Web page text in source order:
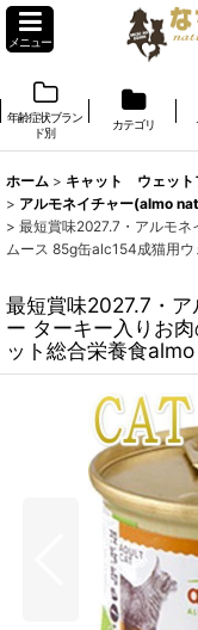
メニュー
年齢症状ブラン
ド別
カテゴリ
ホーム > キャット ウェット
> アルモネイチャー(almo
> 最短賞味2027.7・アルモ
ムース 85g缶alc154成猫用
最短賞味2027.7・ア
ー ターキー入りお
ット総合栄養食